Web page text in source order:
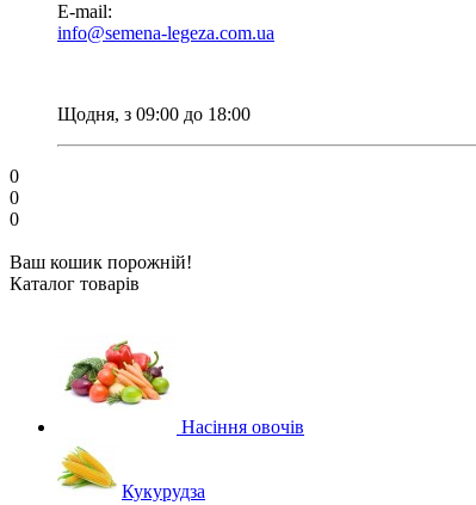
E-mail:
info@semena-legeza.com.ua
Щодня, з 09:00 до 18:00
0
0
0
Ваш кошик порожній!
Каталог товарів
Насіння овочів
Кукурудза